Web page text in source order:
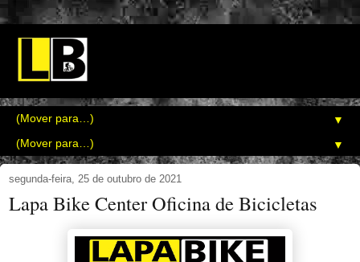
▼
▼
segunda-feira, 25 de outubro de 2021
Lapa Bike Center Oficina de Bicicletas